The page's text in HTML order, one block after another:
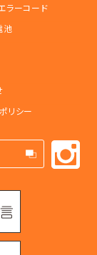
ラーコード
池
リシー